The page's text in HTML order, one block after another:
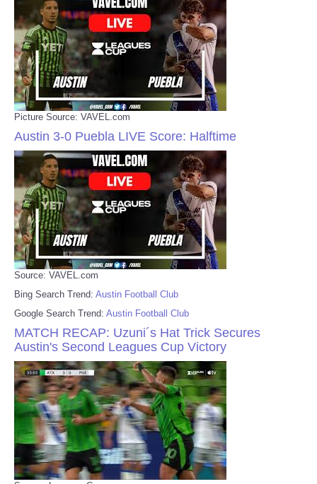
Picture Source: VAVEL.com
Austin 3-0 Puebla LIVE Score: Halftime
Source: VAVEL.com
Bing Search Trend: Austin Football Club
Google Search Trend: Austin Football Club
MATCH RECAP: Uzuni´s Hat Trick Secures
Austin's Second Leagues Cup Victory